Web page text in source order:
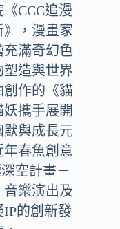
CCC追漫
，漫畫家
充滿奇幻色
造與世界
創作的《貓
攜手展開
與成長元
春魚創意
空計畫－
樂演出及
的創新發